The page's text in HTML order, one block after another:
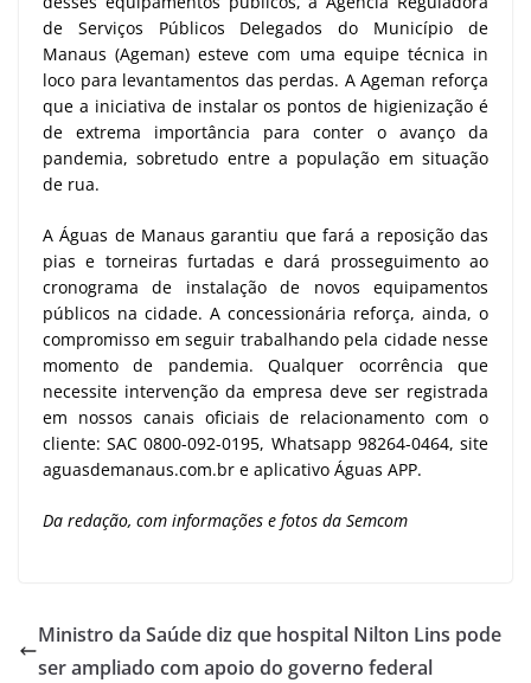
de Serviços Públicos Delegados do Município de
Manaus (Ageman) esteve com uma equipe técnica in
loco para levantamentos das perdas. A Ageman reforça
que a iniciativa de instalar os pontos de higienização é
de extrema importância para conter o avanço da
pandemia, sobretudo entre a população em situação
de rua.
A Águas de Manaus garantiu que fará a reposição das
pias e torneiras furtadas e dará prosseguimento ao
cronograma de instalação de novos equipamentos
públicos na cidade. A concessionária reforça, ainda, o
compromisso em seguir trabalhando pela cidade nesse
momento de pandemia. Qualquer ocorrência que
necessite intervenção da empresa deve ser registrada
em nossos canais oficiais de relacionamento com o
cliente: SAC 0800-092-0195, Whatsapp 98264-0464, site
aguasdemanaus.com.br e aplicativo Águas APP.
Da redação, com informações e fotos da Semcom
Ministro da Saúde diz que hospital Nilton Lins pode
ser ampliado com apoio do governo federal